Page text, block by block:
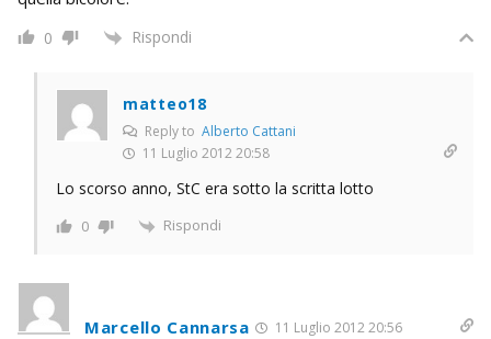
0 Rispondi
matteo18
Reply to Alberto Cattani
11 Luglio 2012 20:58
Lo scorso anno, StC era sotto la scritta lotto
0 Rispondi
Marcello Cannarsa 11 Luglio 2012 20:56